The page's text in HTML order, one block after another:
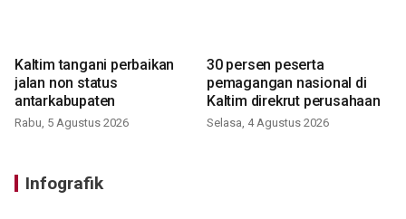
Kaltim tangani perbaikan
jalan non status
antarkabupaten
Rabu, 5 Agustus 2026
30 persen peserta
pemagangan nasional di
Kaltim direkrut perusahaan
Selasa, 4 Agustus 2026
Infografik